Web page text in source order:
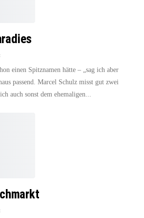
einen Spitznamen hätte – „sag ich aber
passend. Marcel Schulz misst gut zwei
auch sonst dem ehemaligen...